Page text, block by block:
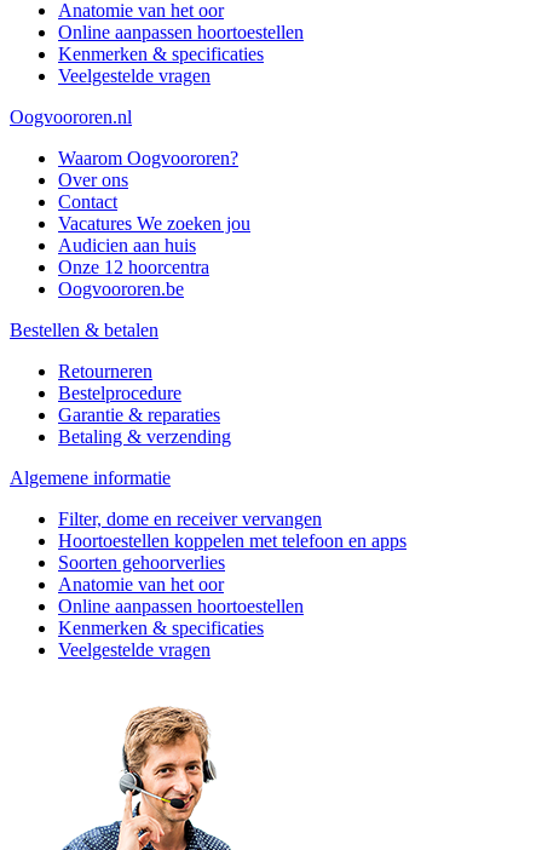
Anatomie van het oor
Online aanpassen hoortoestellen
Kenmerken & specificaties
Veelgestelde vragen
Oogvoororen.nl
Waarom Oogvoororen?
Over ons
Contact
Vacatures We zoeken jou
Audicien aan huis
Onze 12 hoorcentra
Oogvoororen.be
Bestellen & betalen
Retourneren
Bestelprocedure
Garantie & reparaties
Betaling & verzending
Algemene informatie
Filter, dome en receiver vervangen
Hoortoestellen koppelen met telefoon en apps
Soorten gehoorverlies
Anatomie van het oor
Online aanpassen hoortoestellen
Kenmerken & specificaties
Veelgestelde vragen